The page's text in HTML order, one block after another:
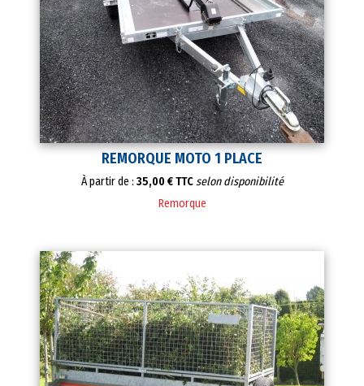
REMORQUE MOTO 1 PLACE
À partir de : 35,00 € TTC selon disponibilité
Remorque